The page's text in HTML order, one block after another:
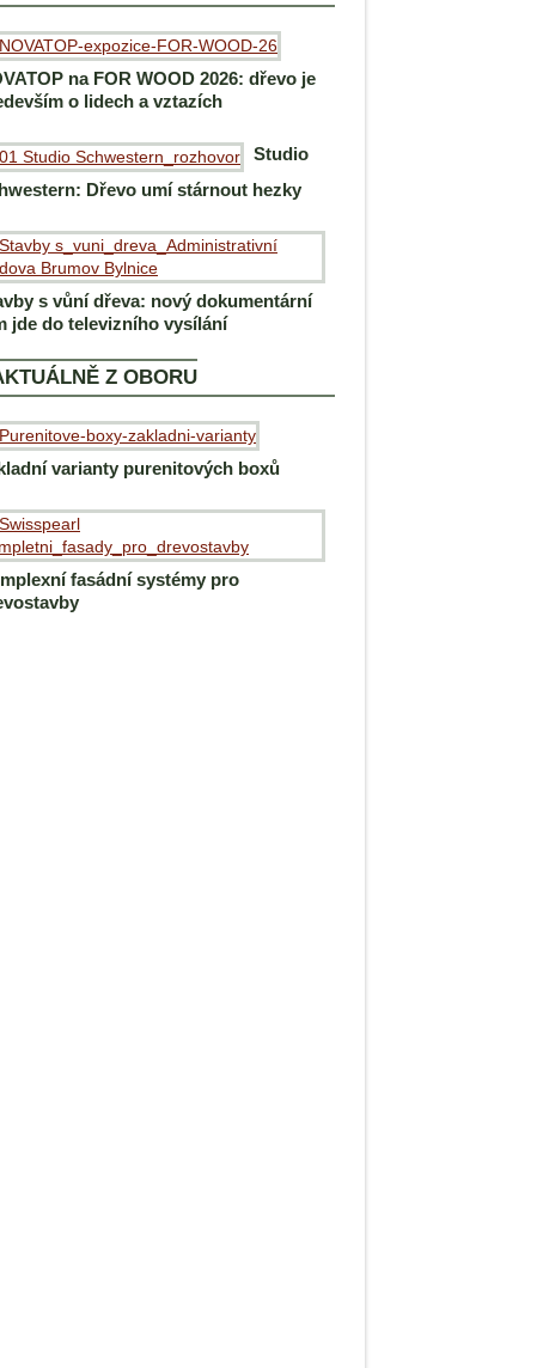
na FOR WOOD 2026: dřevo je
o lidech a vztazích
Studio
Dřevo umí stárnout hezky
s vůní dřeva: nový dokumentární
jde do televizního vysílání
Z OBORU
varianty purenitových boxů
fasádní systémy pro